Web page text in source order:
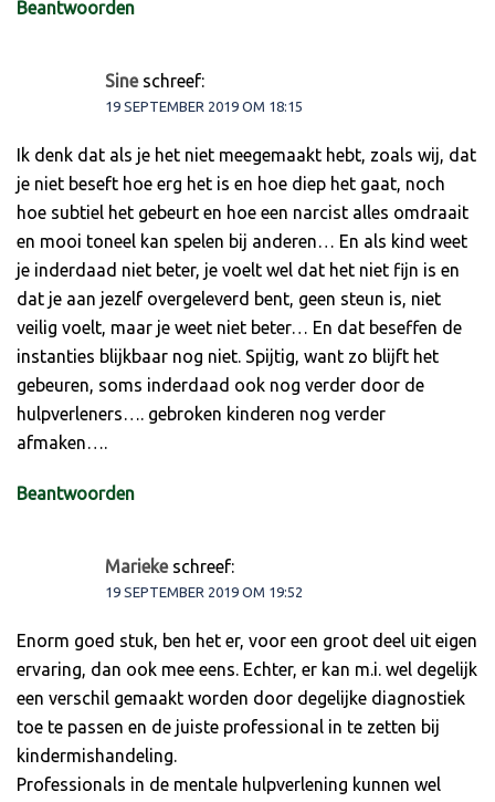
Beantwoorden
Sine schreef:
19 SEPTEMBER 2019 OM 18:15
Ik denk dat als je het niet meegemaakt hebt, zoals wij, dat
je niet beseft hoe erg het is en hoe diep het gaat, noch
hoe subtiel het gebeurt en hoe een narcist alles omdraait
en mooi toneel kan spelen bij anderen… En als kind weet
je inderdaad niet beter, je voelt wel dat het niet fijn is en
dat je aan jezelf overgeleverd bent, geen steun is, niet
veilig voelt, maar je weet niet beter… En dat beseffen de
instanties blijkbaar nog niet. Spijtig, want zo blijft het
gebeuren, soms inderdaad ook nog verder door de
hulpverleners…. gebroken kinderen nog verder
afmaken….
Beantwoorden
Marieke schreef:
19 SEPTEMBER 2019 OM 19:52
Enorm goed stuk, ben het er, voor een groot deel uit eigen
ervaring, dan ook mee eens. Echter, er kan m.i. wel degelijk
een verschil gemaakt worden door degelijke diagnostiek
toe te passen en de juiste professional in te zetten bij
kindermishandeling.
Professionals in de mentale hulpverlening kunnen wel